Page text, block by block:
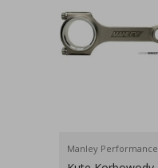
Manley Performance